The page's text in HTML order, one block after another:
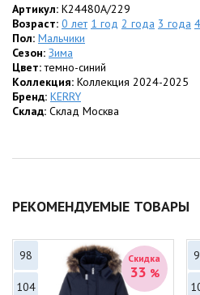
Артикул: K24480A/229
Возраст: 0 лет 1 год 2 года 3 года
Пол: Мальчики
Сезон: Зима
Цвет:темно-синий
Коллекция: Коллекция 2024-2025
Бренд: KERRY
Склад: Склад Москва
РЕКОМЕНДУЕМЫЕ ТОВАРЫ
Скидка
33 %
98
104